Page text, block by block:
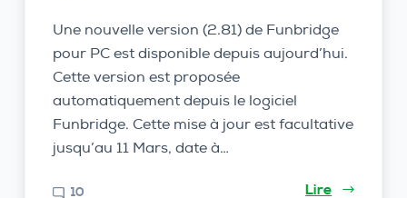
Une nouvelle version (2.81) de Funbridge
pour PC est disponible depuis aujourd’hui.
Cette version est proposée
automatiquement depuis le logiciel
Funbridge. Cette mise à jour est facultative
jusqu’au 11 Mars, date à…
10 Lire